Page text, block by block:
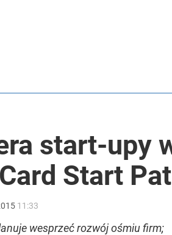
kapsułowejstart-upy
Start
11:33
wesprzeć rozwój ośmiu firm;